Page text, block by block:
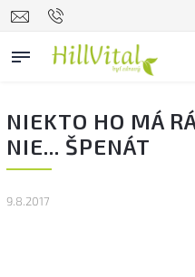
NIEKTO HO MÁ
NIE... ŠPENÁT
9.8.2017